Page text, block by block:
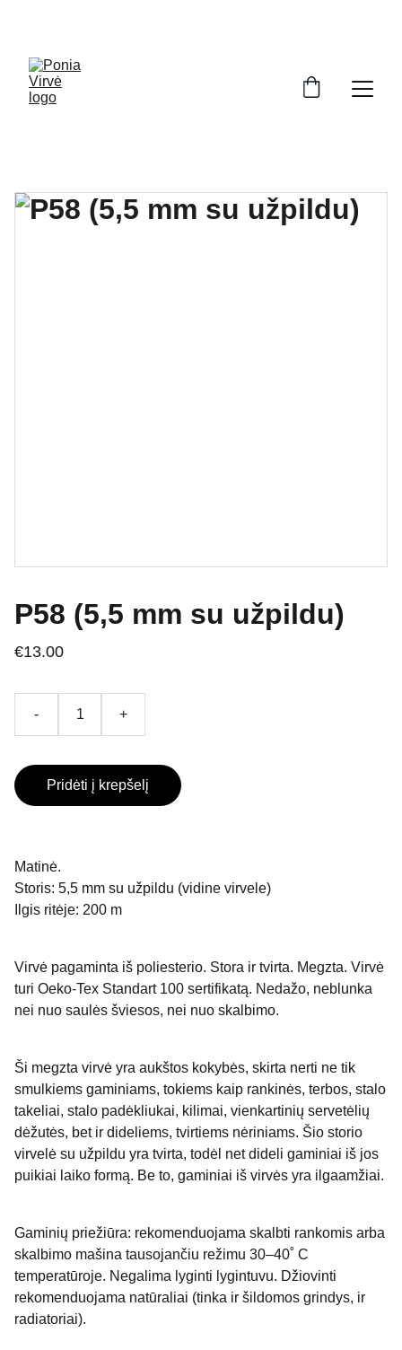
P58 (5,5 mm su užpildu)
€13.00
- +
Pridėti į krepšelį
Matinė.
Storis: 5,5 mm su užpildu (vidine virvele)
Ilgis ritėje: 200 m
Virvė pagaminta iš poliesterio. Stora ir tvirta. Megzta. Virvė
turi Oeko-Tex Standart 100 sertifikatą. Nedažo, neblunka
nei nuo saulės šviesos, nei nuo skalbimo.
Ši megzta virvė yra aukštos kokybės, skirta nerti ne tik
smulkiems gaminiams, tokiems kaip rankinės, terbos, stalo
takeliai, stalo padėkliukai, kilimai, vienkartinių servetėlių
dėžutės, bet ir dideliems, tvirtiems nėriniams. Šio storio
virvelė su užpildu yra tvirta, todėl net dideli gaminiai iš jos
puikiai laiko formą. Be to, gaminiai iš virvės yra ilgaamžiai.
Gaminių priežiūra: rekomenduojama skalbti rankomis arba
skalbimo mašina tausojančiu režimu 30–40˚ C
temperatūroje. Negalima lyginti lygintuvu. Džiovinti
rekomenduojama natūraliai (tinka ir šildomos grindys, ir
radiatoriai).